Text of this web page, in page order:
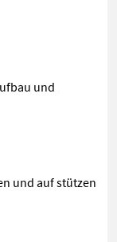
und
und auf stützen
Euro6 -